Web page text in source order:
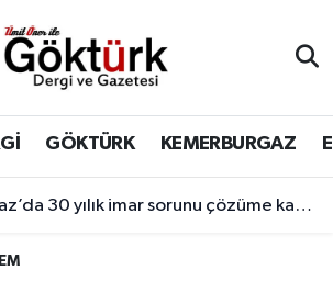
GÖKTÜRK KEMERBURGAZ
30 yılık imar sorunu çözüme kavuşuyor
Hava Durumu
Yoğunluk Haritası
Durumu ve Fikstür